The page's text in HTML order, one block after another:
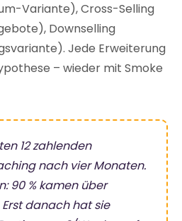
Variante), Cross-Selling
Downselling
Jede Erweiterung
– wieder mit Smoke
12 zahlenden
nach vier Monaten.
90 % kamen über
danachhat sie